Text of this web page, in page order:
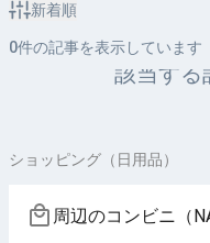
新着順
0件の記事を表示しています
該当する
ショッピング（日用品）
周辺のコンビニ（